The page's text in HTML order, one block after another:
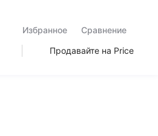
Избранное
Сравнение
Продавайте на Price